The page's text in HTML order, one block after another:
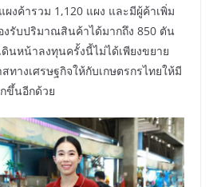
งค้ารวม 1,120 แผง และมีผู้ค้าเพิ่ม
งรับปริมาณสินค้าได้มากถึง 850 ตัน
นหน้าลงทุนครั้งนี้ไม่ได้เพียงขยาย
างเศรษฐกิจให้กับเกษตรกรไทยให้มี
ขึ้นอีกด้วย